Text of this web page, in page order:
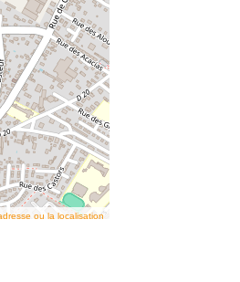
ou la localisation